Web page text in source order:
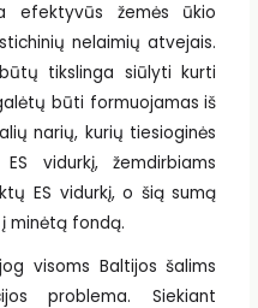
efektyvūs žemės ūkio
nelaimių atvejais.
tikslinga siūlyti kurti
būti formuojamas iš
narių, kurių tiesioginės
vidurkį, žemdirbiams
ES vidurkį, o šią sumą
minėtą fondą.
visoms Baltijos šalims
problema. Siekiant